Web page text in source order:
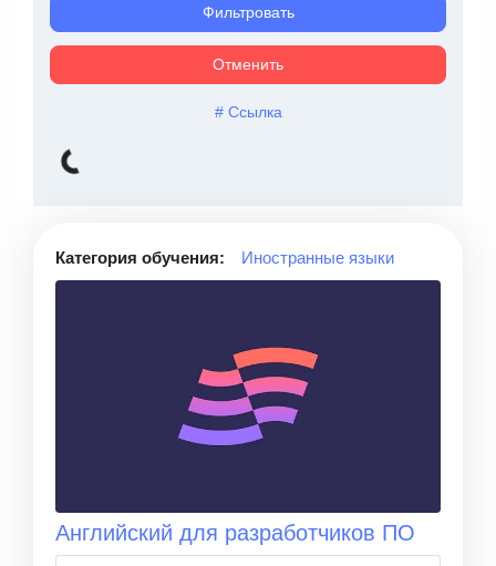
Фильтровать
Отменить
# Ссылка
Категория обучения: Иностранные языки
Английский для разработчиков ПО